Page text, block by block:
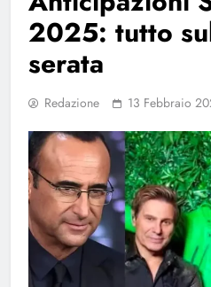
2025: tutto
serata
Redazione 13 Febbraio